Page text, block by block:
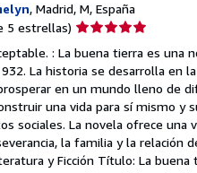
, Madrid, M, España
5 estrellas) Calificación
vendedor:
5
de
5
estrellas
: La buena tierra es una
La historia se desarrolla en
en un mundo lleno de
una vida para sí mismo
sociales. La novela ofrece una
la familia y la relación
y Ficción Título: La buena